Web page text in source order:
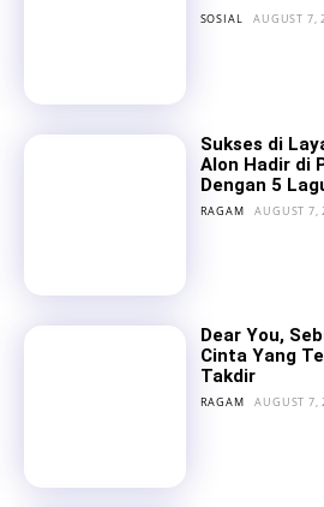
SOSIAL AUGUST 7,
Sukses di
Alon Hadir di
Dengan 5
RAGAM AUGUST 7,
Dear You,
Cinta Yang
Takdir
RAGAM AUGUST 7,